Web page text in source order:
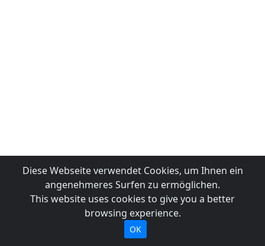
Diese Webseite verwendet Cookies, um Ihnen ein
angenehmeres Surfen zu ermöglichen.
This website uses cookies to give you a better
browsing experience.
OK